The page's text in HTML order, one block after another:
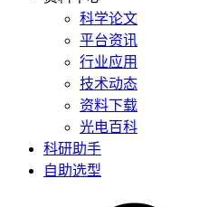
科学论文
平台资讯
行业应用
技术动态
资料下载
光电百科
科研助手
自助选型